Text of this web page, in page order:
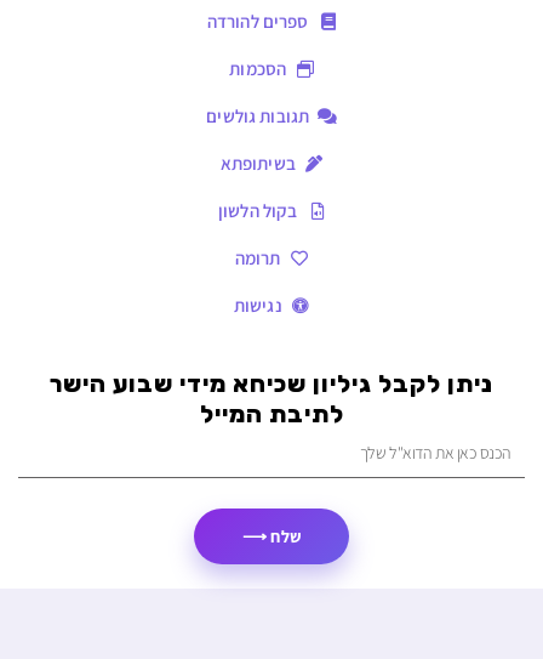
ספרים להורדה
הסכמות
תגובות גולשים
בשיתופתא
בקול הלשון
תרומה
נגישות
ניתן לקבל גיליון שכיחא מידי שבוע הישר
לתיבת המייל
שלח ⟶